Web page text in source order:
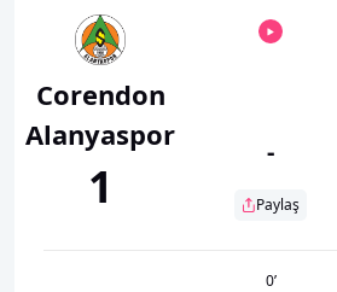
Corendon
Alanyaspor
1
-
Paylaş
0’